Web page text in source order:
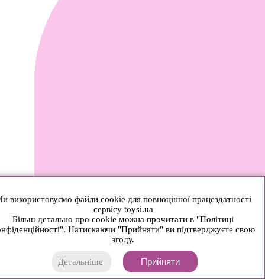
використовуємо файли cookie для повноцінної працездатності
сервісу toysi.ua
Більш детально про cookie можна прочитати в "Політиці
Натискаючи "Прийняти" ви підтверджуєте свою
згоду.
Детальніше Прийняти